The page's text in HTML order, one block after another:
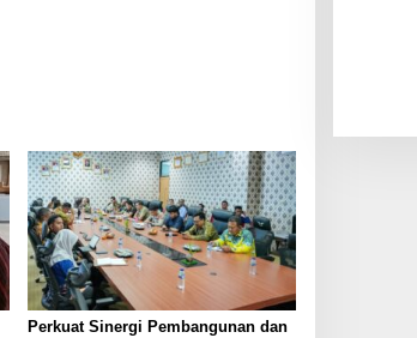
Perkuat Sinergi Pembangunan dan